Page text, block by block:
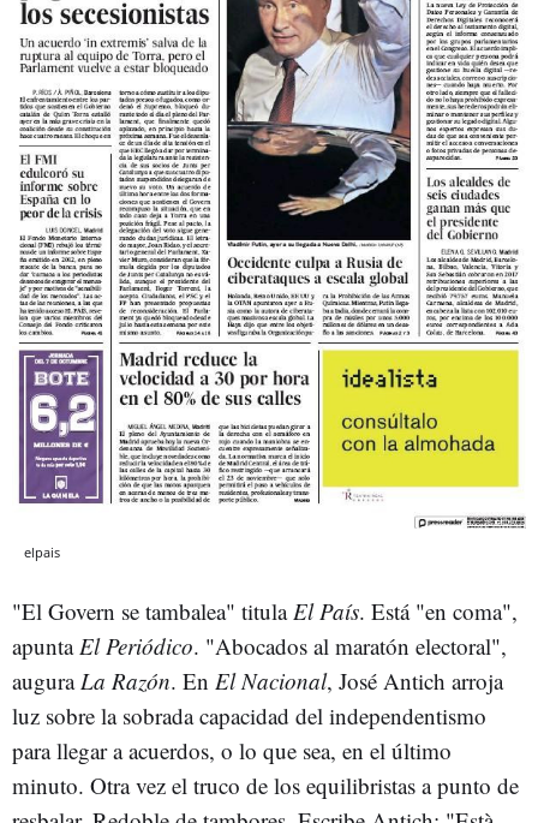
elpais
"El Govern se tambalea" titula El País. Está "en coma",
apunta El Periódico. "Abocados al maratón electoral",
auguraLa Razón. En El Nacional, José Antich arroja
luz sobre la sobrada capacidad del independentismo
para llegar a acuerdos, o lo que sea, en el último
minuto. Otra vez el truco de los equilibristas a punto de